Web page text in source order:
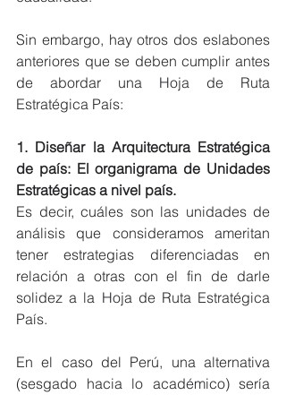
Sin embargo, hay otros dos eslabones
anteriores que se deben cumplir antes
de abordar una Hoja de Ruta
Estratégica País:
1. Diseñar la Arquitectura Estratégica
de país: El organigrama de Unidades
Estratégicas a nivel país.
Es decir, cuáles son las unidades de
análisis que consideramos ameritan
tener estrategias diferenciadas en
relación a otras con el fin de darle
solidez a la Hoja de Ruta Estratégica
País.
En el caso del Perú, una alternativa
(sesgado hacia lo académico) sería